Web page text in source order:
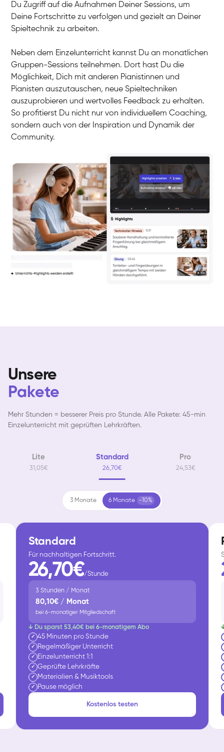
Klavier / Piano / Flügel
Yuna
Klavier / Piano / Flügel
Camilla
Klavier / Piano / Flügel
Negin
Klavier / Piano / Flügel
Katarzyna
Klavier / Piano / Flügel
Du Zugriff auf die Aufnahmen Deiner Sessions, um
Deine Fortschritte zu verfolgen und gezielt an Deiner
Spieltechnik zu arbeiten.
Neben dem Einzelunterricht kannst Du an monatlichen
Gruppen-Sessions teilnehmen. Dort hast Du die
Möglichkeit, Dich mit anderen Pianistinnen und
Pianisten auszutauschen, neue Spieltechniken
auszuprobieren und wertvolles Feedback zu erhalten.
So profitierst Du nicht nur von individuellem Coaching,
sondern auch von der Inspiration und Dynamik der
Community.
Unsere
Pakete
Mehr Stunden = besserer Preis pro Stunde. Alle Pakete: 45-min
Einzelunterricht mit geprüften Lehrkräften.
Lite
31,05€
Standard
26,70€
Pro
24,53€
3 Monate 6 Monate -10%
Standard
Für nachhaltigen Fortschritt.
26,70€/Stunde
3 Stunden / Monat
80,10€ / Monat
bei 6-monatiger Mitgliedschaft
↓ Du sparst 53,40€ bei 6-monatigem Abo
✓ 45 Minuten pro Stunde
✓ Regelmäßiger Unterricht
✓ Einzelunterricht 1:1
✓ Geprüfte Lehrkräfte
✓ Materialien & Musiktools
✓ Pause möglich
Kostenlos testen